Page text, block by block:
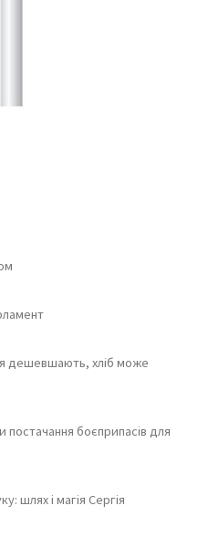
дешевшають, хліб може
постачання боєприпасів для
шлях і магія Сергія